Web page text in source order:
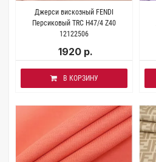
Джерси вискозный FENDI
Персиковый TRC H47/4 Z40
12122506
1920 р.
В КОРЗИНУ